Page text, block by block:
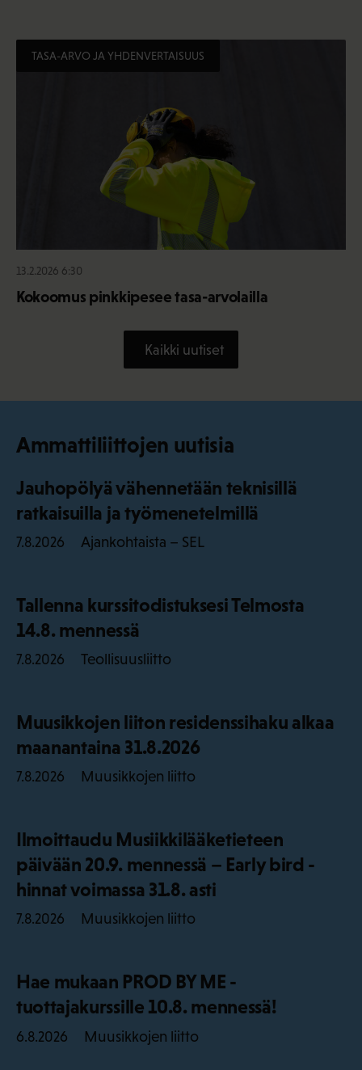
TASA-ARVO JA YHDENVERTAISUUS
13.2.2026 6:30
Kokoomus pinkkipesee tasa-arvolailla
Kaikki uutiset
Ammattiliittojen uutisia
Jauhopölyä vähennetään teknisillä
ratkaisuilla ja työmenetelmillä
7.8.2026 Ajankohtaista – SEL
Tallenna kurssitodistuksesi Telmosta
14.8. mennessä
7.8.2026 Teollisuusliitto
Muusikkojen liiton residenssihaku alkaa
maanantaina 31.8.2026
7.8.2026 Muusikkojen liitto
Ilmoittaudu Musiikkilääketieteen
päivään 20.9. mennessä – Early bird -
hinnat voimassa 31.8. asti
7.8.2026 Muusikkojen liitto
Hae mukaan PROD BY ME -
tuottajakurssille 10.8. mennessä!
6.8.2026 Muusikkojen liitto